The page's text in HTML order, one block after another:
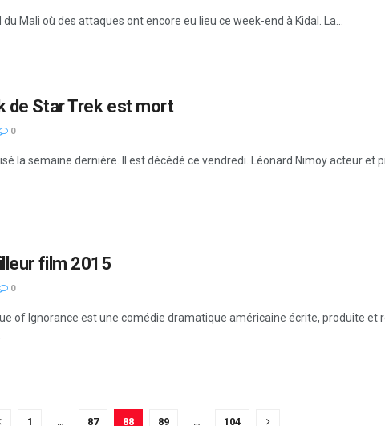
Mali où des attaques ont encore eu lieu ce week-end à Kidal. La...
de Star Trek est mort
0
la semaine dernière. Il est décédé ce vendredi. Léonard Nimoy acteur et
film 2015
0
of Ignorance est une comédie dramatique américaine écrite, produite et
1 … 87 88 89 … 104